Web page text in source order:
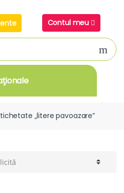
Contul meu
„litere pavoazare”